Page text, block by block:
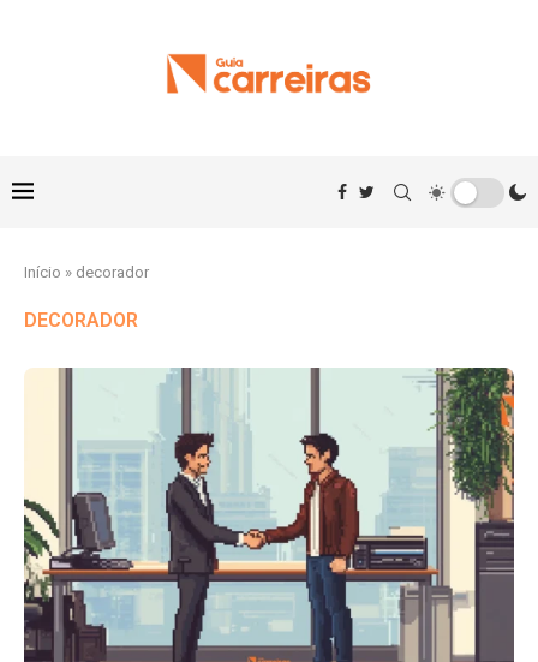
Início » decorador
DECORADOR